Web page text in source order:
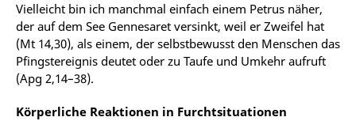
Vielleicht bin ich manchmal einfach einem Petrus näher,
der auf dem See Gennesaret versinkt, weil er Zweifel hat
(Mt 14,30), als einem, der selbstbewusst den Menschen das
Pfingstereignis deutet oder zu Taufe und Umkehr aufruft
(Apg 2,14–38).
Körperliche Reaktionen in Furchtsituationen